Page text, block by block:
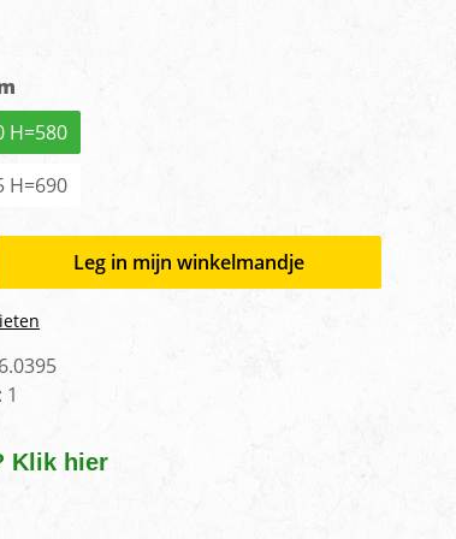
H=580
H=690
Leg in mijn winkelmandje
1
Klik hier